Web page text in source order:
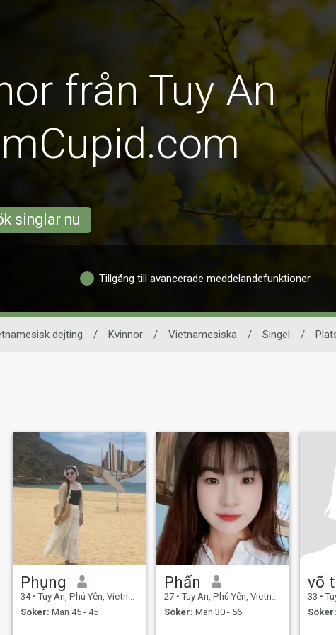
från Tuy An
singlar nu
Tillgång till avancerade meddelandefunktioner
dejting / Kvinnor / Vietnamesiska / Singel /
Phụng
34 • Tuy An, Phú Yên, Vietnam
Söker: Man 45 - 45
Phấn
27 • Tuy An, Phú Yên, Vietnam
Söker: Man 30 - 56
33 •
Söker: